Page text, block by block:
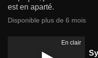
est en aparté.
Disponible plus de 6 mois
En clair